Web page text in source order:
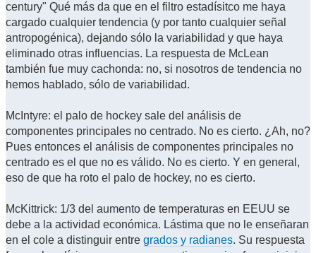
century" Qué más da que en el filtro estadísitco me haya
cargado cualquier tendencia (y por tanto cualquier señal
antropogénica), dejando sólo la variabilidad y que haya
eliminado otras influencias. La respuesta de McLean
también fue muy cachonda: no, si nosotros de tendencia no
hemos hablado, sólo de variabilidad.
McIntyre: el palo de hockey sale del análisis de
componentes principales no centrado. No es cierto. ¿Ah, no?
Pues entonces el análisis de componentes principales no
centrado es el que no es válido. No es cierto. Y en general,
eso de que ha roto el palo de hockey, no es cierto.
McKittrick: 1/3 del aumento de temperaturas en EEUU se
debe a la actividad económica. Lástima que no le enseñaran
en el cole a distinguir entre grados y radianes. Su respuesta